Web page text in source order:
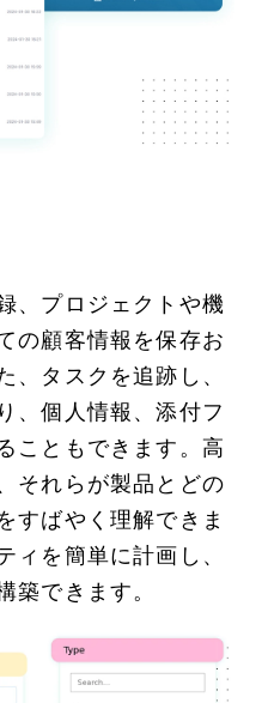
、プロジェクトや機
の顧客情報を保存お
、タスクを追跡し、
、個人情報、添付フ
こともできます。高
それらが製品とどの
すばやく理解できま
ィを簡単に計画し、
築できます。